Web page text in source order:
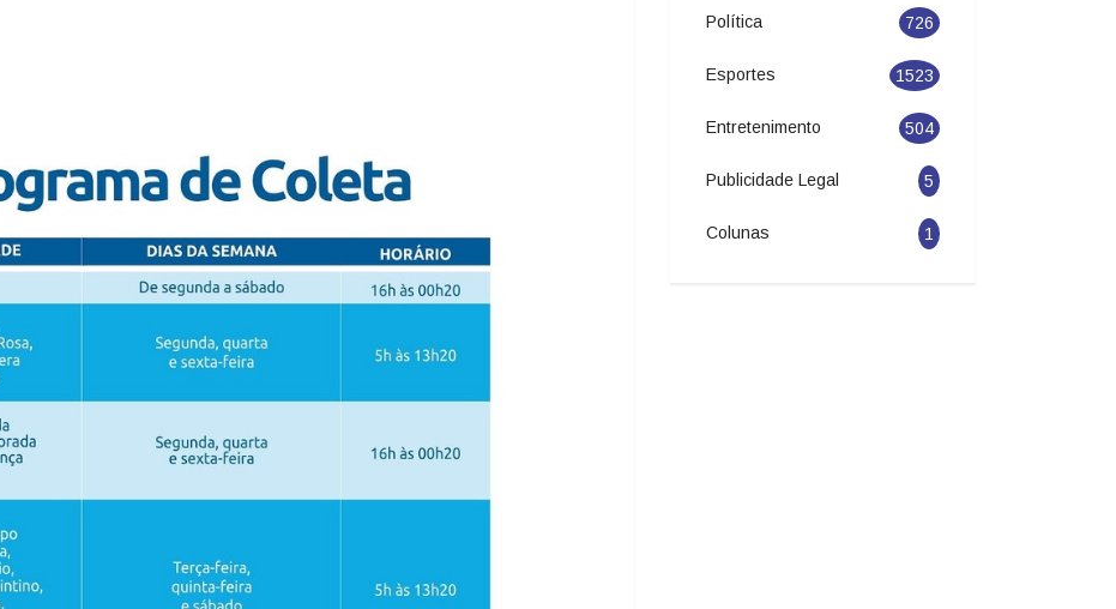
Política 726
Esportes 1523
Entretenimento 504
Publicidade Legal 5
Colunas 1